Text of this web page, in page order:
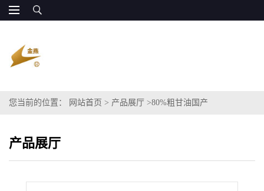
您当前的位置： 网站首页 > 产品展厅 >80%粗甘油国产
产品展厅